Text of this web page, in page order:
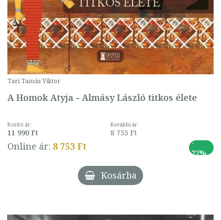
Tari Tamás Viktor
A Homok Atyja - Almásy László titkos élete
Borító ár:
11 990 Ft
Korábbi ár:
8 753 Ft
Online ár: 8 753 Ft
-
27%
Kosárba